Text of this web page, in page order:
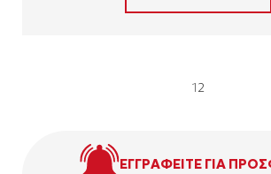
12
ΕΓΓΡΑΦΕΙΤΕ ΓΙΑ